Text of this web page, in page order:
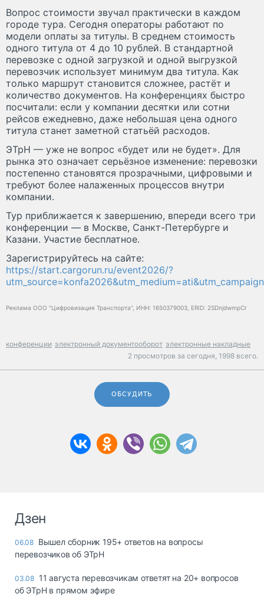
Вопрос стоимости звучал практически в каждом
городе тура. Сегодня операторы работают по
модели оплаты за титулы. В среднем стоимость
одного титула от 4 до 10 рублей. В стандартной
перевозке с одной загрузкой и одной выгрузкой
перевозчик использует минимум два титула. Как
только маршрут становится сложнее, растёт и
количество документов. На конференциях быстро
посчитали: если у компании десятки или сотни
рейсов ежедневно, даже небольшая цена одного
титула станет заметной статьёй расходов.
ЭТрН — уже не вопрос «будет или не будет». Для
рынка это означает серьёзное изменение: перевозки
постепенно становятся прозрачными, цифровыми и
требуют более налаженных процессов внутри
компании.
Тур приближается к завершению, впереди всего три
конференции — в Москве, Санкт-Петербурге и
Казани. Участие бесплатное.
Зарегистрируйтесь на сайте:
https://start.cargorun.ru/event2026/?
Реклама ООО "Цифровизация Транспорта", ИНН: 1650379003, ERID: 2SDnjdwmpCr
конференции электронный документооборот электронные накладные
2 просмотров за сегодня, 1998 всего.
ОБСУДИТЬ
Дзен
06.08 Вышел сборник 195+ ответов на вопросы
перевозчиков об ЭТрН
03.08 11 августа перевозчикам ответят на 20+ вопросов
об ЭТрН в прямом эфире